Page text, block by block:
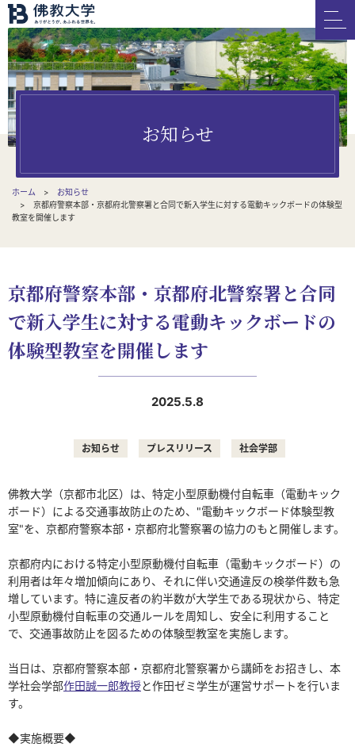
お知らせ
ホーム
お知らせ
京都府警察本部・京都府北警察署と合同で新入学生に対する電動キックボードの体験型
教室を開催します
京都府警察本部・京都府北警察署と合同
で新入学生に対する電動キックボードの
体験型教室を開催します
2025.5.8
お知らせ プレスリリース 社会学部
佛教大学（京都市北区）は、特定小型原動機付自転車（電動キック
ボード）による交通事故防止のため、"電動キックボード体験型教
室"を、京都府警察本部・京都府北警察署の協力のもと開催します。
京都府内における特定小型原動機付自転車（電動キックボード）の
利用者は年々増加傾向にあり、それに伴い交通違反の検挙件数も急
増しています。特に違反者の約半数が大学生である現状から、特定
小型原動機付自転車の交通ルールを周知し、安全に利用すること
で、交通事故防止を図るための体験型教室を実施します。
当日は、京都府警察本部・京都府北警察署から講師をお招きし、本
学社会学部作田誠一郎教授と作田ゼミ学生が運営サポートを行いま
す。
◆実施概要◆